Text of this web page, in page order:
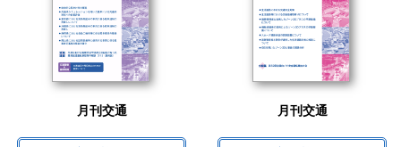
月刊交通 月刊交通